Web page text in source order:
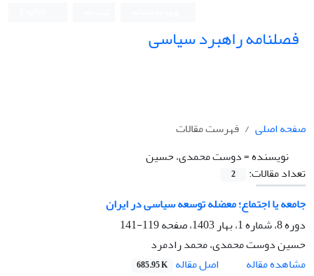
فصلنامه راهبرد سیاسی
صفحه اصلی
فهرست مقالات
نویسنده =دوست محمدی، حسین
تعداد مقالات:
2
جامعه یا اجتماع؛ معضله توسعه سیاسی در ایران
دوره 8، شماره 1، بهار 1403، صفحه
119-141
حسین دوست محمدی، محمد رادمرد
مشاهده مقاله
اصل مقاله 685.95 K